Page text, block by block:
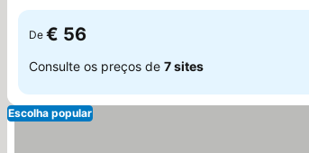
De € 56
Consulte os preços de 7 sites
Escolha popular